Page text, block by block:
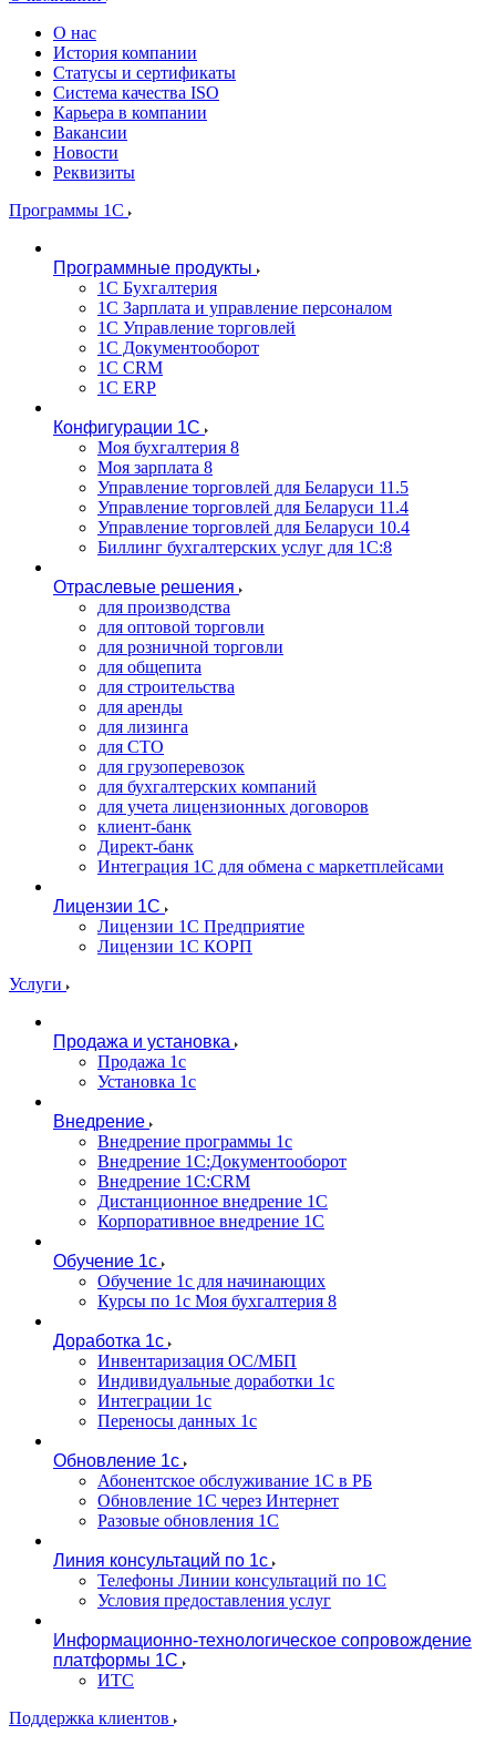
О нас
История компании
Статусы и сертификаты
Система качества ISO
Карьера в компании
Вакансии
Новости
Реквизиты
Программы 1С
Программные продукты
1С Бухгалтерия
1С Зарплата и управление персоналом
1С Управление торговлей
1С Документооборот
1С CRM
1С ERP
Конфигурации 1С
Моя бухгалтерия 8
Моя зарплата 8
Управление торговлей для Беларуси 11.5
Управление торговлей для Беларуси 11.4
Управление торговлей для Беларуси 10.4
Биллинг бухгалтерских услуг для 1С:8
Отраслевые решения
для производства
для оптовой торговли
для розничной торговли
для общепита
для строительства
для аренды
для лизинга
для СТО
для грузоперевозок
для бухгалтерских компаний
для учета лицензионных договоров
клиент-банк
Директ-банк
Интеграция 1C для обмена с маркетплейсами
Лицензии 1С
Лицензии 1С Предприятие
Лицензии 1С КОРП
Услуги
Продажа и установка
Продажа 1с
Установка 1с
Внедрение
Внедрение программы 1с
Внедрение 1С:Документооборот
Внедрение 1С:CRM
Дистанционное внедрение 1С
Корпоративное внедрение 1С
Обучение 1с
Обучение 1с для начинающих
Курсы по 1с Моя бухгалтерия 8
Доработка 1с
Инвентаризация ОС/МБП
Индивидуальные доработки 1с
Интеграции 1с
Переносы данных 1с
Обновление 1с
Абонентское обслуживание 1С в РБ
Обновление 1С через Интернет
Разовые обновления 1С
Линия консультаций по 1с
Телефоны Линии консультаций по 1С
Условия предоставления услуг
Информационно-технологическое сопровождение
платформы 1С
ИТС
Поддержка клиентов